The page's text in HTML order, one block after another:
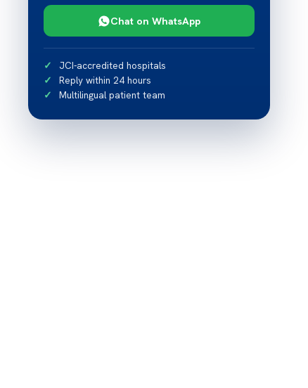
Chat on WhatsApp
JCI-accredited hospitals
Reply within 24 hours
Multilingual patient team